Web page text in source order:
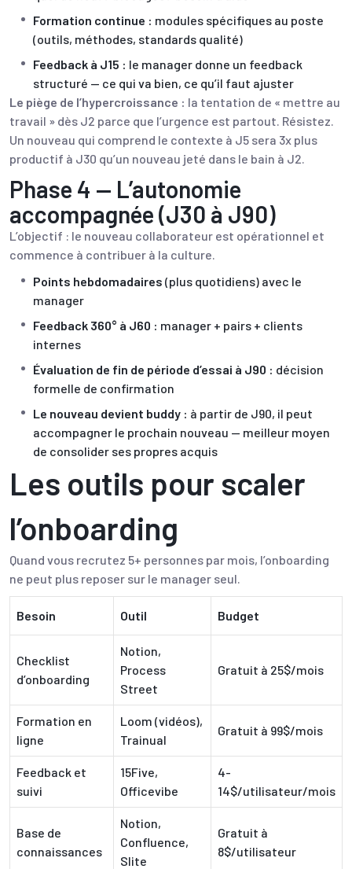
Formation continue : modules spécifiques au poste
(outils, méthodes, standards qualité)
Feedback à J15 : le manager donne un feedback
structuré — ce qui va bien, ce qu’il faut ajuster
Le piège de l’hypercroissance : la tentation de « mettre au
travail » dès J2 parce que l’urgence est partout. Résistez.
Un nouveau qui comprend le contexte à J5 sera 3x plus
productif à J30 qu’un nouveau jeté dans le bain à J2.
Phase 4 — L’autonomie
accompagnée (J30 à J90)
L’objectif : le nouveau collaborateur est opérationnel et
commence à contribuer à la culture.
Points hebdomadaires (plus quotidiens) avec le
manager
Feedback 360° à J60 : manager + pairs + clients
internes
Évaluation de fin de période d’essai à J90 : décision
formelle de confirmation
Le nouveau devient buddy : à partir de J90, il peut
accompagner le prochain nouveau — meilleur moyen
de consolider ses propres acquis
Les outils pour scaler
l’onboarding
Quand vous recrutez 5+ personnes par mois, l’onboarding
ne peut plus reposer sur le manager seul.
Besoin Outil Budget
Checklist
d’onboarding
Notion,
Process
Street
Gratuit à 25$/mois
Formation en
ligne
Loom (vidéos),
Trainual
Gratuit à 99$/mois
Feedback et
suivi
15Five,
Officevibe
4-
14$/utilisateur/mois
Base de
connaissances
Notion,
Confluence,
Slite
Gratuit à
8$/utilisateur